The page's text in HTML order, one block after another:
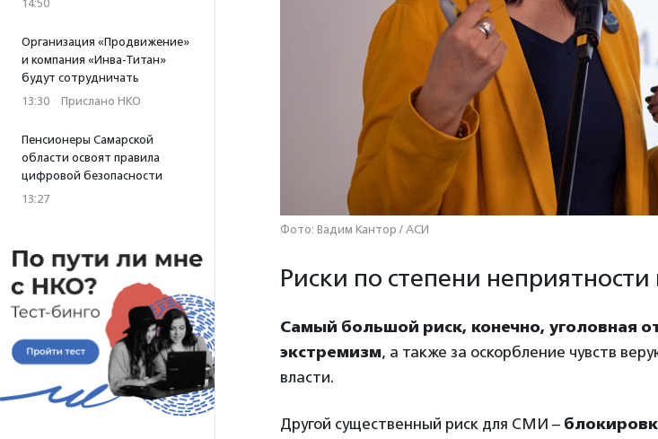
14:50
Организация «Продвижение»
и компания «Инва-Титан»
будут сотрудничать
13:30 · Прислано НКО
Пенсионеры Самарской
области освоят правила
цифровой безопасности
13:27
Фото: Вадим Кантор / АСИ
Риски по степени неприятности
Самый большой риск, конечно, уголовная
экстремизм, а также за оскорбление чувств
власти.
Другой существенный риск для СМИ –